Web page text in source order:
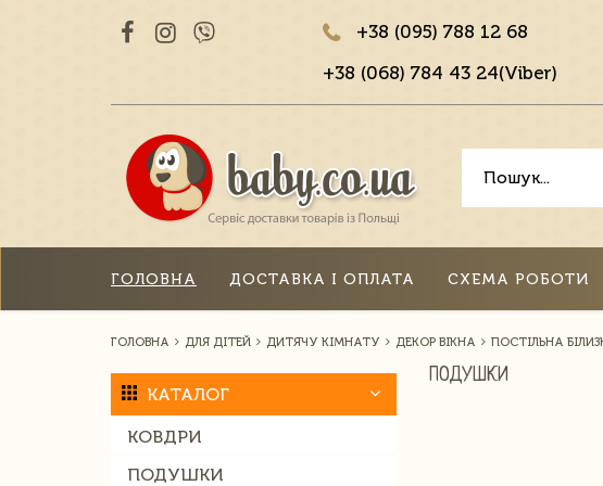
+38 (095) 788 12 68
+38 (068) 784 43 24(Viber)
ГОЛОВНА ДОСТАВКА І ОПЛАТА СХЕМА РОБОТИ
ГОЛОВНА ДЛЯ ДІТЕЙ ДИТЯЧУ КІМНАТУ ДЕКОР ВІКНА ПОСТІЛЬНА
КАТАЛОГ
КОВДРИ
ПОДУШКИ
ПОДУШКИ